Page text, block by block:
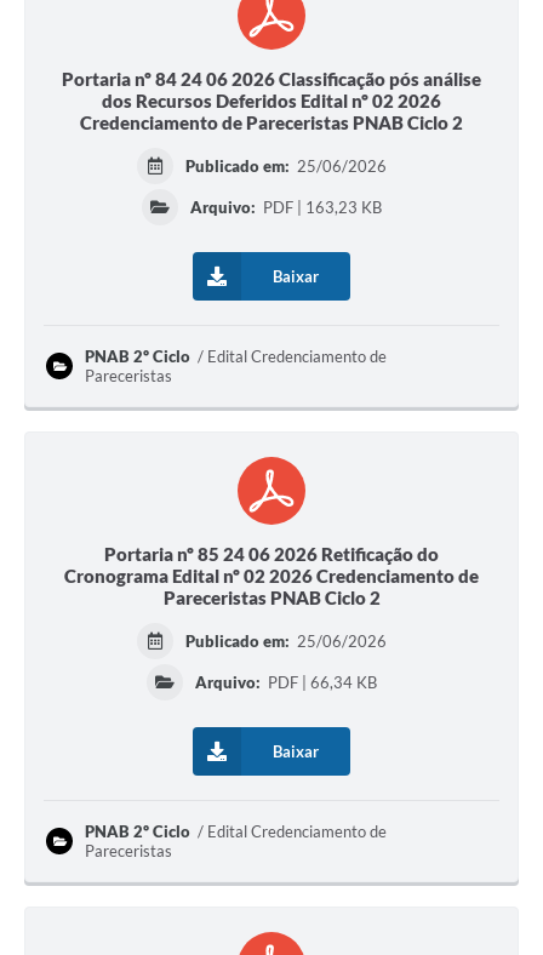
Portaria nº 84 24 06 2026 Classificação pós análise
dos Recursos Deferidos Edital nº 02 2026
Credenciamento de Pareceristas PNAB Ciclo 2
Publicado em: 25/06/2026
Arquivo: PDF | 163,23 KB
Baixar
PNAB 2º Ciclo
Edital Credenciamento de
Pareceristas
Portaria nº 85 24 06 2026 Retificação do
Cronograma Edital nº 02 2026 Credenciamento de
Pareceristas PNAB Ciclo 2
Publicado em: 25/06/2026
Arquivo: PDF | 66,34 KB
Baixar
PNAB 2º Ciclo
Edital Credenciamento de
Pareceristas